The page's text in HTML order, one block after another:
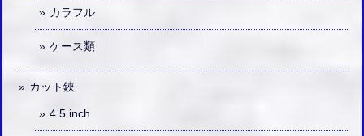
カラフル
ケース類
カット鋏
4.5 inch